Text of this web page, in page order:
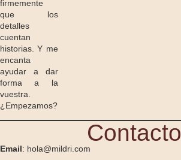
firmemente
que los
detalles
cuentan
historias. Y me
encanta
ayudar a dar
forma a la
vuestra.
¿Empezamos?
Contacto
Email: hola@mildri.com